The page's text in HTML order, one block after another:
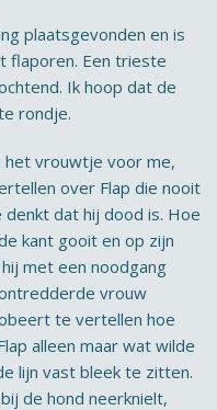
plaatsgevonden en is
flaporen. Een trieste
Ik hoop dat de
rondje.
het vrouwtje voor me,
over Flap die nooit
dat hij dood is. Hoe
kant gooit en op zijn
met een noodgang
vrouw
te vertellen hoe
alleen maar wat wilde
lijn vast bleek te zitten.
de hond neerknielt,